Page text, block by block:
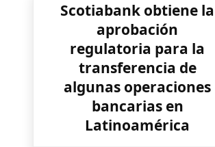
Scotiabank obtiene la
aprobación
regulatoria para la
transferencia de
algunas operaciones
bancarias en
Latinoamérica